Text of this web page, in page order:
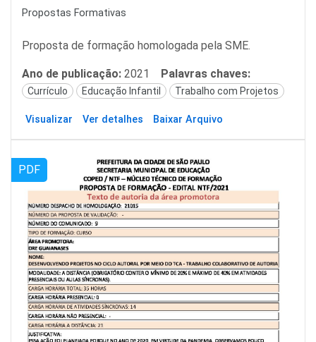
Propostas Formativas
Proposta de formação homologada pela SME.
Ano de publicação: 2021 Palavras chaves:
Currículo Educação Infantil Trabalho com Projetos
Visualizar Ver detalhes Baixar Arquivo
PDF